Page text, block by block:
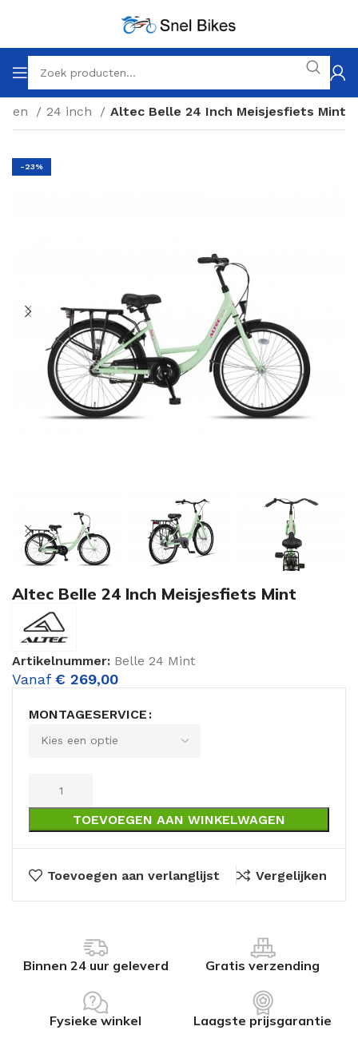
24 inch Altec Belle 24 Inch Meisjesfiets Mint
-23%
Altec Belle 24 Inch Meisjesfiets Mint
Artikelnummer: Belle 24 Mint
Vanaf € 269,00
MONTAGESERVICE
TOEVOEGEN AAN WINKELWAGEN
Toevoegen aan verlanglijst Vergelijken
Binnen 24 uur geleverd Gratis verzending
Fysieke winkel Laagste prijsgarantie